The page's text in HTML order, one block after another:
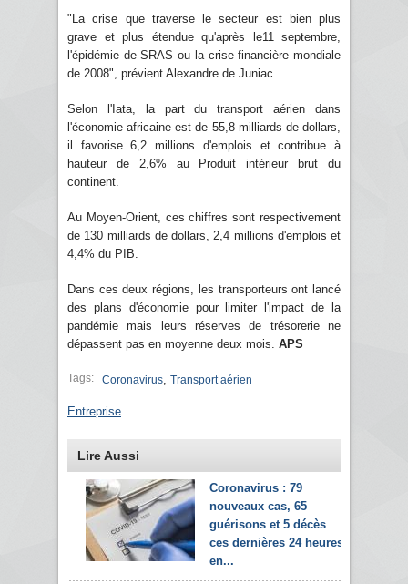
"La crise que traverse le secteur est bien plus
grave et plus étendue qu'après le11 septembre,
l'épidémie de SRAS ou la crise financière mondiale
de 2008", prévient Alexandre de Juniac.
Selon l'Iata, la part du transport aérien dans
l'économie africaine est de 55,8 milliards de dollars,
il favorise 6,2 millions d'emplois et contribue à
hauteur de 2,6% au Produit intérieur brut du
continent.
Au Moyen-Orient, ces chiffres sont respectivement
de 130 milliards de dollars, 2,4 millions d'emplois et
4,4% du PIB.
Dans ces deux régions, les transporteurs ont lancé
des plans d'économie pour limiter l'impact de la
pandémie mais leurs réserves de trésorerie ne
dépassent pas en moyenne deux mois. APS
Tags: Coronavirus Transport aérien
Entreprise
Lire Aussi
Coronavirus : 79
nouveaux cas, 65
guérisons et 5 décès
ces dernières 24 heures
en...